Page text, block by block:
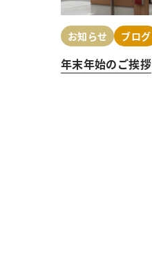
お知らせ ブログ
年末年始のご挨拶